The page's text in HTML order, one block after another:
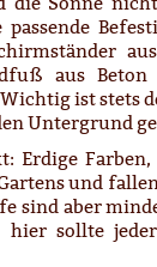
aus
ist stets
Untergrund
und
sind aber
sollte